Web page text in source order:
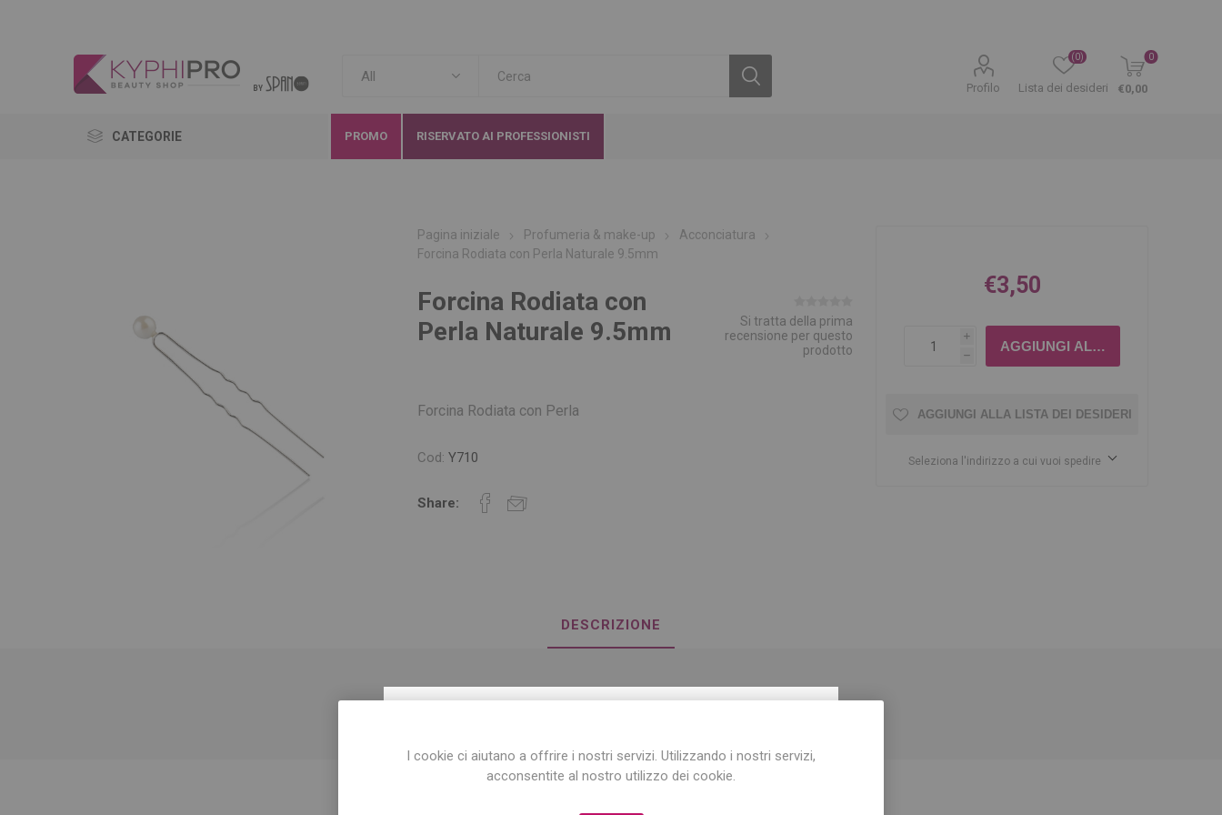
Iscriviti per conoscere le nostre ultime offerte
×
Profilo Lista dei desideri
(0) 0
€0,00
CATEGORIE PROMO RISERVATO AI PROFESSIONISTI
Pagina iniziale Profumeria & make-up
Acconciatura
Forcina Rodiata con Perla Naturale 9.5mm
Forcina Rodiata con
Perla Naturale 9.5mm
Si tratta della prima
recensione per questo
prodotto
Forcina Rodiata con Perla
Cod: Y710
Share:
€3,50
i
h
AGGIUNGI ALLA LISTA DEI DESIDERI
Seleziona l'indirizzo a cui vuoi spedire
DESCRIZIONE
Forcina per capelli rodiata con perla naturale da 9,5mm.
I cookie ci aiutano a offrire i nostri servizi. Utilizzando i nostri servizi,
acconsentite al nostro utilizzo dei cookie.